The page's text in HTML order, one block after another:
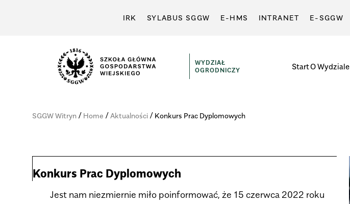
IRK SYLABUS SGGW E-HMS INTRANET E-SGGW
WYDZIAŁ
OGRODNICZY
StartO Wydziale
SGGW Witryn/ Home /Aktualności/ Konkurs Prac Dyplomowych
Konkurs Prac Dyplomowych
Jest nam niezmiernie miło poinformować, że 15 czerwca 2022 roku